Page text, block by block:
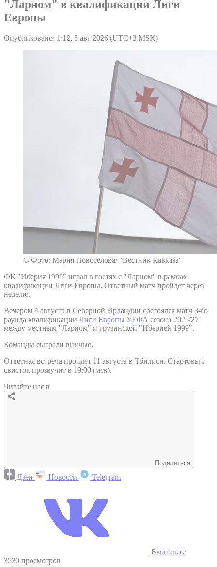
"Ларном" в квалификации Лиги
Европы
Опубликовано: 1:12, 5 авг 2026 (UTC+3 MSK)
© Фото: Мария Новоселова/ “Вестник Кавказа“
ФК "Иберия 1999" играл в гостях с "Ларном" в рамках
квалификации Лиги Европы. Ответный матч пройдет через
неделю.
Вечером 4 августа в Северной Ирландии состоялся матч 3-го
раунда квалификации Лиги Европы УЕФА сезона 2026/27
между местным "Ларном" и грузинской "Иберией 1999".
Команды сыграли вничью.
Ответная встреча пройдет 11 августа в Тбилиси. Стартовый
свисток прозвучит в 19:00 (мск).
Читайте нас в
Поделиться
Дзен Новости Telegram
Вконтакте
3530 просмотров